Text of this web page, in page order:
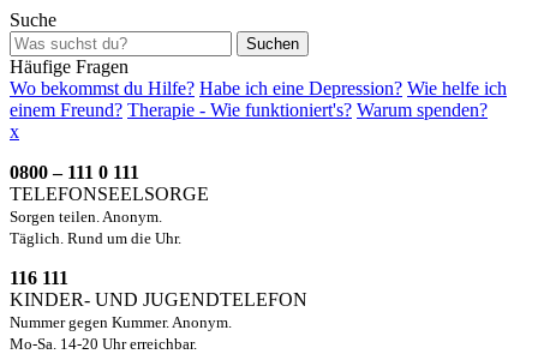
Suche
Suchen
Häufige Fragen
Wo bekommst du Hilfe? Habe ich eine Depression? Wie helfe ich
einem Freund? Therapie - Wie funktioniert's? Warum spenden?
x
0800 – 111 0 111
TELEFONSEELSORGE
Sorgen teilen. Anonym.
Täglich. Rund um die Uhr.
116 111
KINDER- UND JUGENDTELEFON
Nummer gegen Kummer. Anonym.
Mo-Sa. 14-20 Uhr erreichbar.